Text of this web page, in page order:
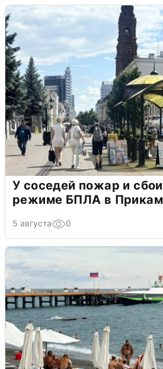
У соседей пожар и
режиме БПЛА в
5 августа 0